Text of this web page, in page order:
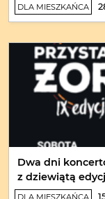
DLA MIESZKAŃCA
Dwa dni
z dziewiątą
DLA MIESZKAŃCA